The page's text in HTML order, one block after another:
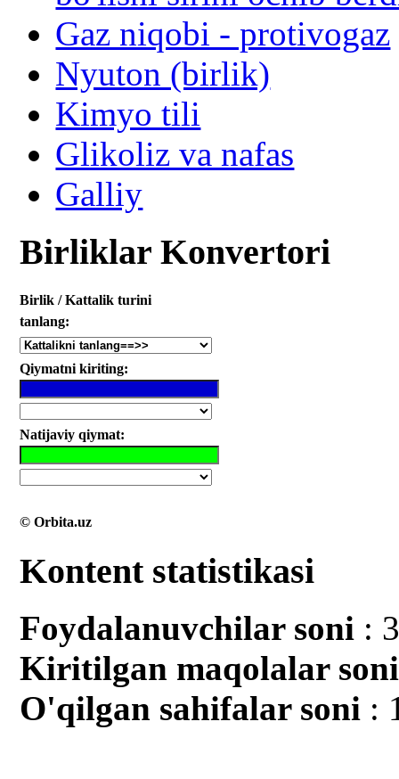
Gaz niqobi - protivogaz
Nyuton (birlik)
Kimyo tili
Glikoliz va nafas
Galliy
Birliklar Konvertori
Birlik / Kattalik turini
tanlang:
Qiymatni kiriting:
Natijaviy qiymat:
© Orbita.uz
Kontent statistikasi
Foydalanuvchilar soni :
Kiritilgan mаqolalar soni
O'qilgan sahifalar soni :